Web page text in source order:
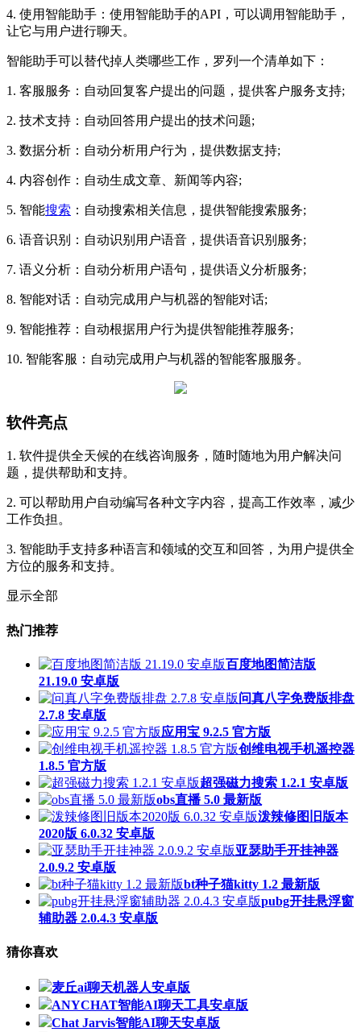
4. 使用智能助手：使用智能助手的API，可以调用智能助手，
让它与用户进行聊天。
智能助手可以替代掉人类哪些工作，罗列一个清单如下：
1. 客服服务：自动回复客户提出的问题，提供客户服务支持;
2. 技术支持：自动回答用户提出的技术问题;
3. 数据分析：自动分析用户行为，提供数据支持;
4. 内容创作：自动生成文章、新闻等内容;
5. 智能搜索 ：自动搜索相关信息，提供智能搜索服务;
6. 语音识别：自动识别用户语音，提供语音识别服务;
7. 语义分析：自动分析用户语句，提供语义分析服务;
8. 智能对话：自动完成用户与机器的智能对话;
9. 智能推荐：自动根据用户行为提供智能推荐服务;
10. 智能客服：自动完成用户与机器的智能客服服务。
软件亮点
1. 软件提供全天候的在线咨询服务，随时随地为用户解决问
题，提供帮助和支持。
2. 可以帮助用户自动编写各种文字内容，提高工作效率，减少
工作负担。
3. 智能助手支持多种语言和领域的交互和回答，为用户提供全
方位的服务和支持。
显示全部
热门推荐
百度地图简洁版
21.19.0 安卓版
问真八字免费版排盘
2.7.8 安卓版
应用宝 9.2.5 官方版
创维电视手机遥控器
1.8.5 官方版
超强磁力搜索 1.2.1 安卓版
obs直播 5.0 最新版
泼辣修图旧版本
2020版 6.0.32 安卓版
亚瑟助手开挂神器
2.0.9.2 安卓版
bt种子猫kitty 1.2 最新版
pubg开挂悬浮窗
辅助器 2.0.4.3 安卓版
猜你喜欢
麦丘ai聊天机器人安卓版
ANYCHAT智能AI聊天工具安卓版
Chat Jarvis智能AI聊天安卓版